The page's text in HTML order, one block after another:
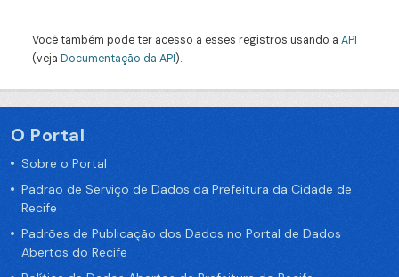
Você também pode ter acesso a esses registros usando a API
(veja Documentação da API).
O Portal
Sobre o Portal
Padrão de Serviço de Dados da Prefeitura da Cidade de
Recife
Padrões de Publicação dos Dados no Portal de Dados
Abertos do Recife